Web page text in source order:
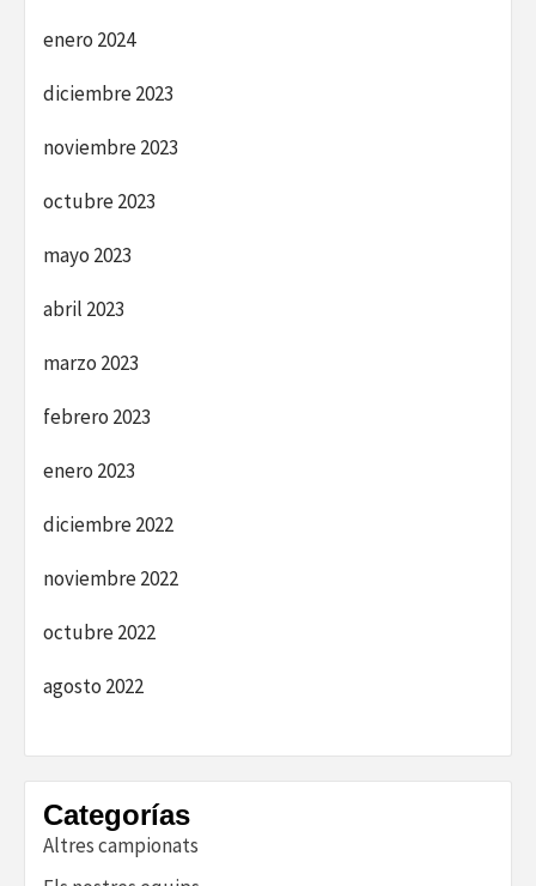
enero 2024
diciembre 2023
noviembre 2023
octubre 2023
mayo 2023
abril 2023
marzo 2023
febrero 2023
enero 2023
diciembre 2022
noviembre 2022
octubre 2022
agosto 2022
Categorías
Altres campionats